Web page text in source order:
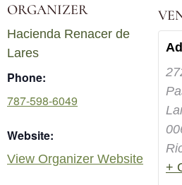
ORGANIZER
Hacienda Renacer de
Lares
Phone:
787-598-6049
Website:
View Organizer Website
+